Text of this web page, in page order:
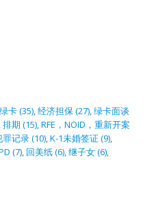
卡(35),经济担保(27),绿卡面谈
,排期 (15),RFE，NOID，重新开案
罪记录(10),K-1未婚签证(9),
(7), 回美纸(6),继子女(6),